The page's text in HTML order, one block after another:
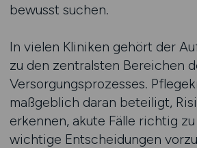
bewusst suchen.
In vielen Kliniken gehört der
zu den zentralsten Bereichen
Versorgungsprozesses.
maßgeblich daran beteiligt,
erkennen, akute Fälle richtig
wichtige Entscheidungen